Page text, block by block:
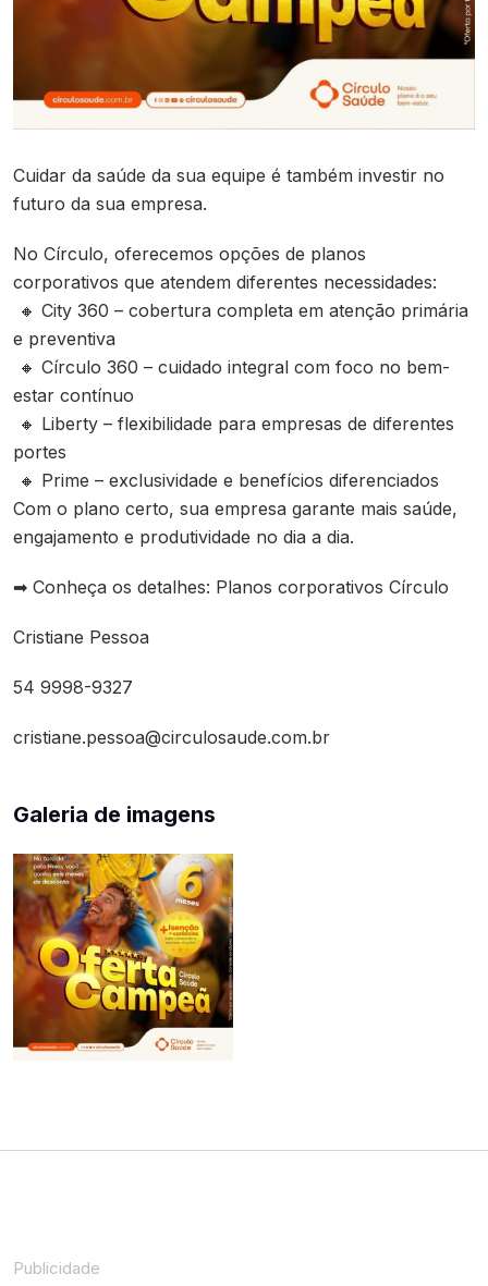
Cuidar da saúde da sua equipe é também investir no
futuro da sua empresa.
No Círculo, oferecemos opções de planos
corporativos que atendem diferentes necessidades:
🔸 City 360 – cobertura completa em atenção primária
e preventiva
🔸 Círculo 360 – cuidado integral com foco no bem-
estar contínuo
🔸 Liberty – flexibilidade para empresas de diferentes
portes
🔸 Prime – exclusividade e benefícios diferenciados
Com o plano certo, sua empresa garante mais saúde,
engajamento e produtividade no dia a dia.
➡ Conheça os detalhes: Planos corporativos Círculo
Cristiane Pessoa
54 9998-9327
cristiane.pessoa@circulosaude.com.br
Galeria de imagens
Publicidade